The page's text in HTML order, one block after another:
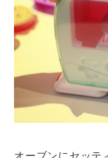
オーブンにセッテ